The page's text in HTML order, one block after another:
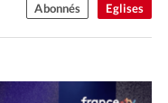
Eglises
Abonnés